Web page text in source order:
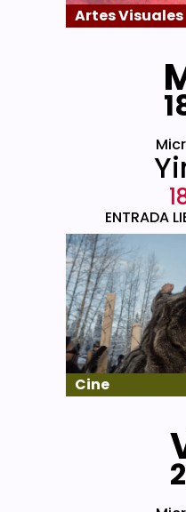
Artes Visuales
ENTRADA
Cine